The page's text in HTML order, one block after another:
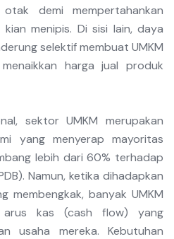
demi mempertahankan
menipis. Di sisi lain, daya
selektif membuat UMKM
harga jual produk
sektor UMKM merupakan
yang menyerap mayoritas
lebih dari 60% terhadap
Namun, ketika dihadapkan
membengkak, banyak UMKM
arus kas (cash flow) yang
usaha mereka. Kebutuhan